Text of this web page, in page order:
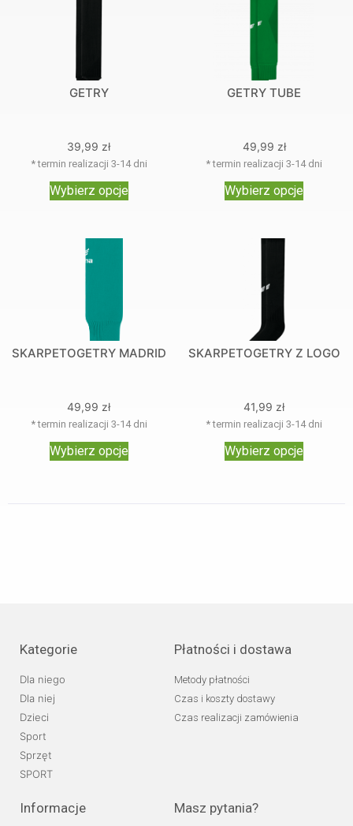
GETRY
39,99 zł
* termin realizacji 3-14 dni
Wybierz opcje
GETRY TUBE
49,99 zł
* termin realizacji 3-14 dni
Wybierz opcje
SKARPETOGETRY MADRID
49,99 zł
* termin realizacji 3-14 dni
Wybierz opcje
SKARPETOGETRY Z LOGO
41,99 zł
* termin realizacji 3-14 dni
Wybierz opcje
Kategorie
Dla niego
Dla niej
Dzieci
Sport
Sprzęt
SPORT
Płatności i dostawa
Metody płatności
Czas i koszty dostawy
Czas realizacji zamówienia
Informacje Masz pytania?